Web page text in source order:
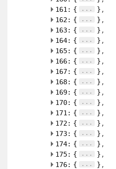
161: { ...
}
162: { ...
}
163: { ...
}
164: { ...
}
165: { ...
}
166: { ...
}
167: { ...
}
168: { ...
}
169: { ...
}
170: { ...
}
171: { ...
}
172: { ...
}
173: { ...
}
174: { ...
}
175: { ...
}
176: { ...
}